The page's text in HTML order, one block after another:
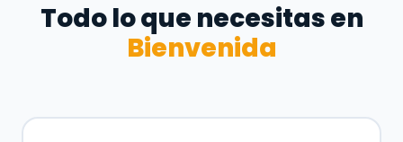
Todo lo que necesitas en
Bienvenida